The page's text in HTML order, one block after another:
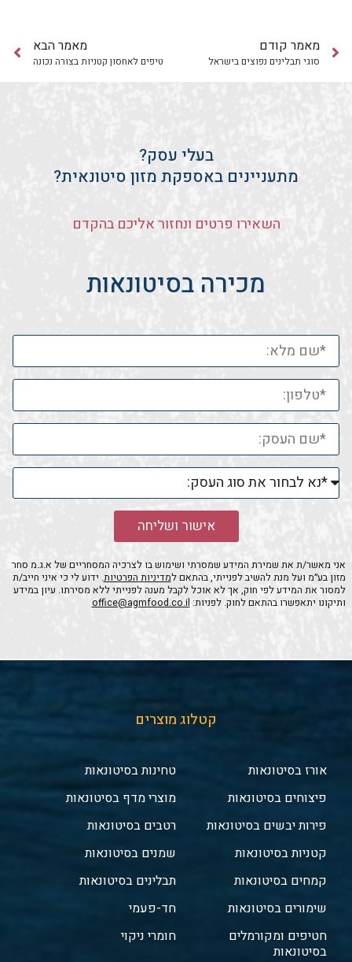
מאמר קודם
סוגי תבלינים נפוצים בישראל
מאמר הבא
טיפים לאחסון קטניות בצורה נכונה
בעלי עסק?
מתעניינים באספקת מזון סיטונאית?
השאירו פרטים ונחזור אליכם בהקדם
מכירה בסיטונאות
אישור ושליחה
אני מאשר/ת את שמירת המידע שמסרתי ושימוש בו לצרכיה המסחריים של א.ג.מ סחר
מזון בע״מ ועל מנת להשיב לפנייתי, בהתאם למדיניות הפרטיות. ידוע לי כי איני חייב/ת
למסור את המידע לפי חוק, אך לא אוכל לקבל מענה לפנייתי ללא מסירתו. עיון במידע
ותיקונו יתאפשרו בהתאם לחוק. לפניות: office@agmfood.co.il
קטלוג מוצרים
אורז בסיטונאות
פיצוחים בסיטונאות
פירות יבשים בסיטונאות
קטניות בסיטונאות
קמחים בסיטונאות
שימורים בסיטונאות
חטיפים ומקורמלים
בסיטונאות
טחינות בסיטונאות
מוצרי מדף בסיטונאות
רטבים בסיטונאות
שמנים בסיטונאות
תבלינים בסיטונאות
חד-פעמי
חומרי ניקוי